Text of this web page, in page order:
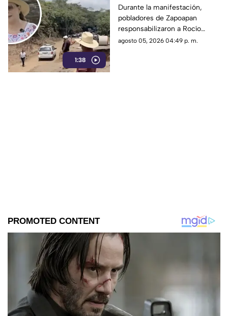
1:38
abandono de
importante obra en
Catemaco; exigen
solución de Rocío
Durante la manifestación,
pobladores de Zapoapan
responsabilizaron a Rocío
Nahle por no mantener un
agosto 05, 2026 04:49 p. m.